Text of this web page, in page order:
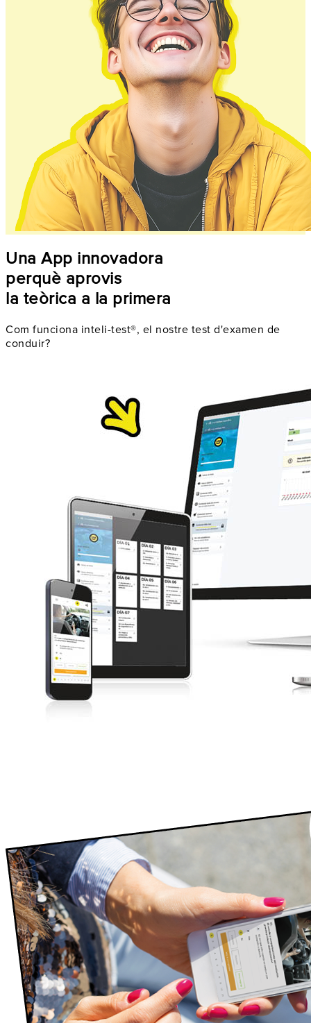
Una App innovadora
perquè aprovis
la teòrica a la primera
Com funciona inteli-test®, el nostre test d'examen de
conduir?